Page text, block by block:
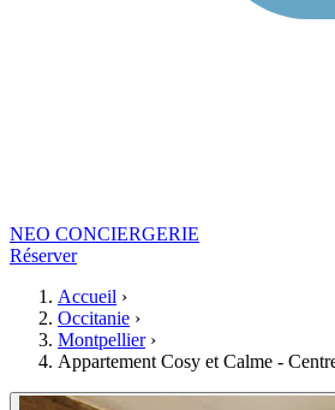
NEO CONCIERGERIE
Réserver
Accueil ›
Occitanie ›
Montpellier›
Appartement Cosy et Calme -